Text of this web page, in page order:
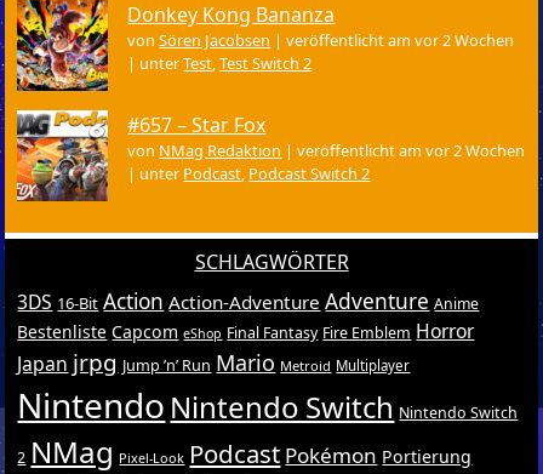
Donkey Kong Bananza
vonSören Jacobsen |veröffentlicht am vor 2 Wochen
| unterTest,Test Switch 2
#657 – Star Fox
von NMag Redaktion |veröffentlicht am vor 2 Wochen
| unter Podcast, Podcast Switch 2
SCHLAGWÖRTER
3DS 16-Bit Action Action-Adventure Adventure Anime
Bestenliste Capcom eShop Final Fantasy Fire Emblem Horror
Japan jrpg Jump ’n’ Run Mario Metroid Multiplayer
Nintendo Nintendo Switch Nintendo Switch
2 NMag Pixel-Look Podcast Pokémon Portierung